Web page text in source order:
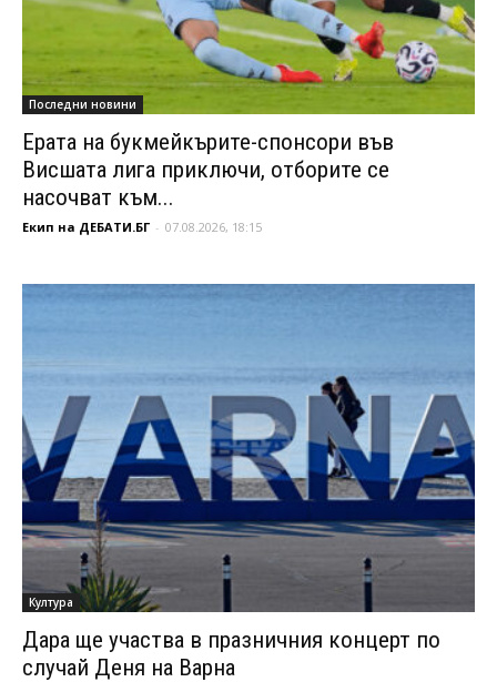
Последни новини
Ерата на букмейкърите-спонсори във
Висшата лига приключи, отборите се
насочват към...
Екип на ДЕБАТИ.БГ - 07.08.2026, 18:15
Култура
Дара ще участва в празничния концерт по
случай Деня на Варна